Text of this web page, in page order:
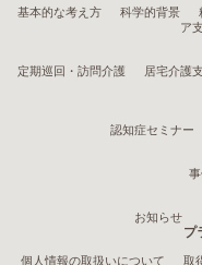
基本的な考え方 科学的背景
ア
定期巡回・訪問介護 居宅介護
認知症セミナー
お知らせ
プ
個人情報の取扱いについて 取